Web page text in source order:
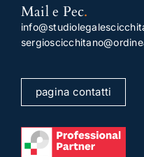
Mail e Pec.
pagina contatti